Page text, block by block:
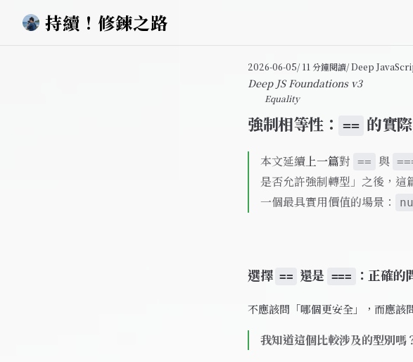
Skip to content
持續！修鍊之路
2026-06-05/ 11 分鐘閱讀/ Deep
Deep JS Foundations v3
Equality
強制相等性： == 的實
本文延續 上一篇對 == 與
是否允許強制轉型」之後，這
一個最具實用價值的場景：
選擇 == 還是 === ：正確的
不應該問「哪個更安全」，而應該
我知道這個比較涉及的型別嗎